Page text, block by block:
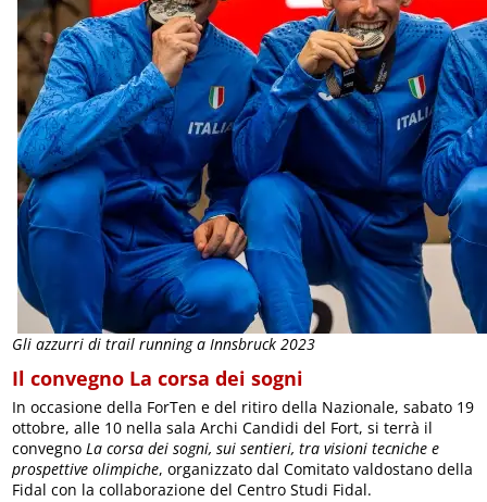
Gli azzurri di trail running a Innsbruck 2023
Il convegno La corsa dei sogni
In occasione della ForTen e del ritiro della Nazionale, sabato 19
ottobre, alle 10 nella sala Archi Candidi del Fort, si terrà il
convegno La corsa dei sogni, sui sentieri, tra visioni tecniche e
prospettive olimpiche, organizzato dal Comitato valdostano della
Fidal con la collaborazione del Centro Studi Fidal.